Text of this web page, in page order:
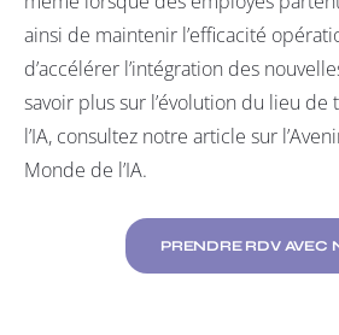
ainsi de maintenir l’efficacité
d’accélérer l’intégration des
savoir plus sur l’évolution du lieu de
l’IA, consultez notre article sur
Monde de l’IA.
PRENDRE RDV AVEC